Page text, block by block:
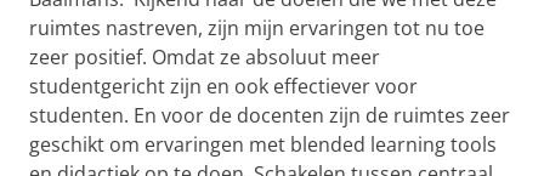
ruimtes nastreven, zijn mijn ervaringen tot nu toe
zeer positief. Omdat ze absoluut meer
studentgericht zijn en ook effectiever voor
studenten. En voor de docenten zijn de ruimtes zeer
geschikt om ervaringen met blended learning tools